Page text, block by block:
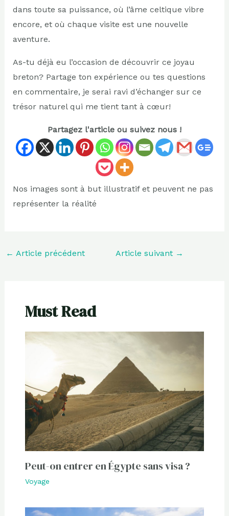
dans toute sa puissance, où l’âme celtique vibre
encore, et où chaque visite est une nouvelle
aventure.
As-tu déjà eu l’occasion de découvrir ce joyau
breton? Partage ton expérience ou tes questions
en commentaire, je serai ravi d’échanger sur ce
trésor naturel qui me tient tant à cœur!
Partagez l'article ou suivez nous !
Nos images sont à but illustratif et peuvent ne pas
représenter la réalité
← Article précédent Article suivant →
Must Read
Peut-on entrer en Égypte sans visa ?
Voyage